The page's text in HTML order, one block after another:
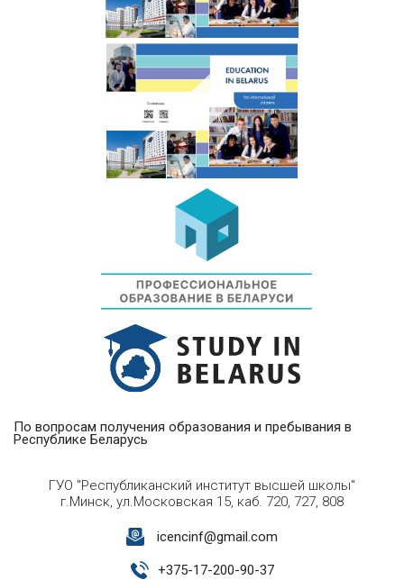
По вопросам получения образования и пребывания в
Республике Беларусь
ГУО "Республиканский институт высшей школы"
г.Минск, ул.Московская 15, каб. 720, 727, 808
icencinf@gmail.com
+375-17-200-90-37